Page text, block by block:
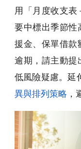
用「月度收支
要中標出季節性
援金、保單借款
逾期，請主動提
低風險疑慮。延
異與排列策略 ，